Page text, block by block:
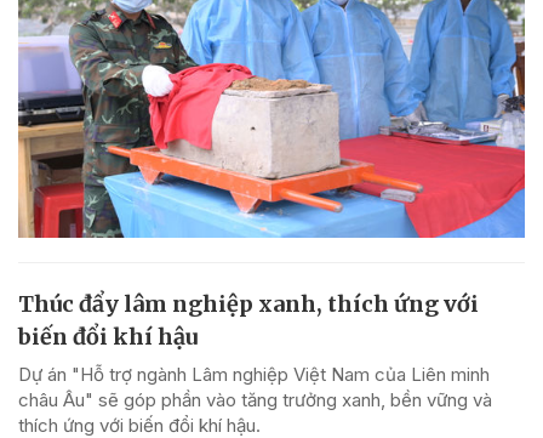
Thúc đẩy lâm nghiệp xanh, thích ứng với
biến đổi khí hậu
Dự án "Hỗ trợ ngành Lâm nghiệp Việt Nam của Liên minh
châu Âu" sẽ góp phần vào tăng trưởng xanh, bền vững và
thích ứng với biến đổi khí hậu.